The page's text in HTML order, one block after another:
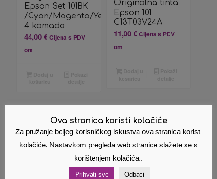
Epson Set 101BK
/Cyan/Magenta/Yellow/Black
4 komada
44,00€ Cijena s PDV
om
Originalna tinta
Epson 101
C13T03V24A
11,00€ Cijena s PDV
om
Povezani proizvodi
Ova stranica koristi kolačiće
Za pružanje boljeg korisničkog iskustva ova stranica koristi
kolačiće. Nastavkom pregleda web stranice slažete se s
korištenjem kolačića..
Prihvati sve Odbaci